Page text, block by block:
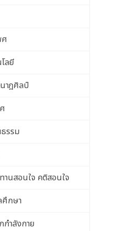
ศ
ลยี
าฎศิลป์
รรม
านสอนใจ คติสอนใจ
ศึกษา
กำลังกาย